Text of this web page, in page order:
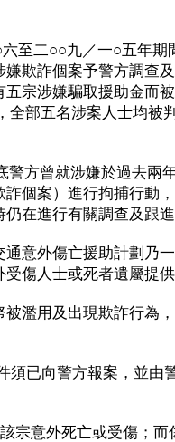
二○○九／一○五年期
嫌欺詐個案予警方調查
五宗涉嫌騙取援助金而
全部五名涉案人士均被
方曾就涉嫌於過去兩
詐個案）進行拘捕行動
仍在進行有關調查及跟
通意外傷亡援助計劃乃
受傷人士或死者遺屬提
用及出現欺詐行為，
須已向警方報案，並由
宗意外死亡或受傷；